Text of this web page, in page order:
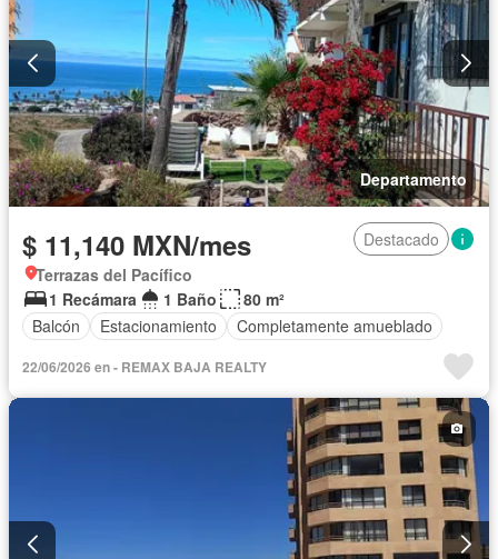
Departamento
$ 11,140 MXN/mes
Destacado
Terrazas del Pacífico
1 Recámara
1 Baño
80 m²
Balcón
Estacionamiento Completamente amueblado
22/06/2026 en - REMAX BAJA REALTY